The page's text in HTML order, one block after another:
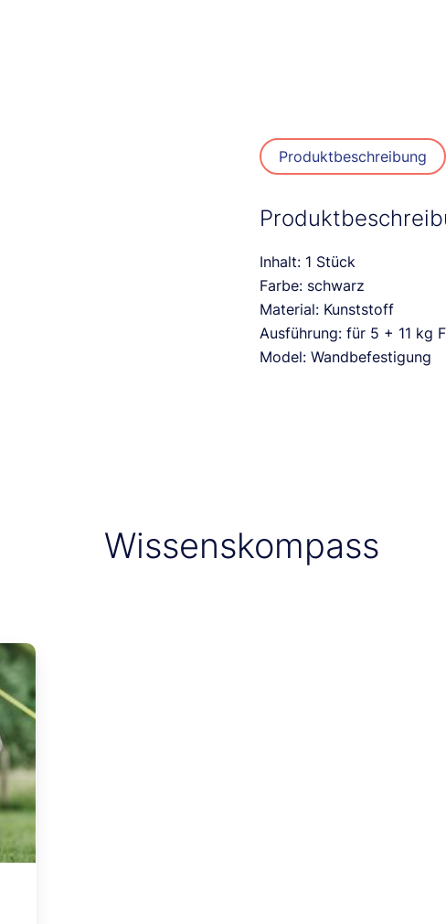
Produktbeschreibung
Inhalt: 1 Stück
Farbe: schwarz
Material: Kunststoff
Ausführung: für 5 + 11 kg
Model: Wandbefestigung
Wissenskompass